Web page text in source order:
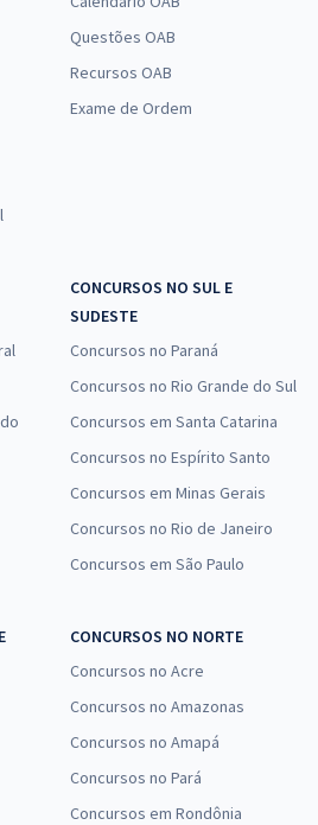
Questões OAB
Recursos OAB
Exame de Ordem
CONCURSOS NO SUL E
SUDESTE
Concursos no Paraná
Concursos no Rio Grande do Sul
Concursos em Santa Catarina
Concursos no Espírito Santo
Concursos em Minas Gerais
Concursos no Rio de Janeiro
Concursos em São Paulo
CONCURSOS NO NORTE
Concursos no Acre
Concursos no Amazonas
Concursos no Amapá
Concursos no Pará
Concursos em Rondônia